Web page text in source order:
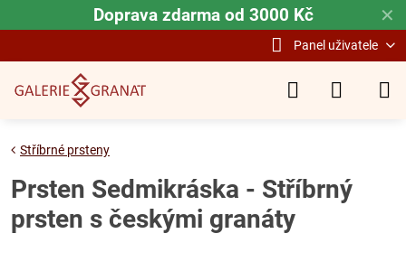
✕
Doprava zdarma od 3000 Kč
Panel uživatele
Stříbrné prsteny
Prsten Sedmikráska - Stříbrný
prsten s českými granáty